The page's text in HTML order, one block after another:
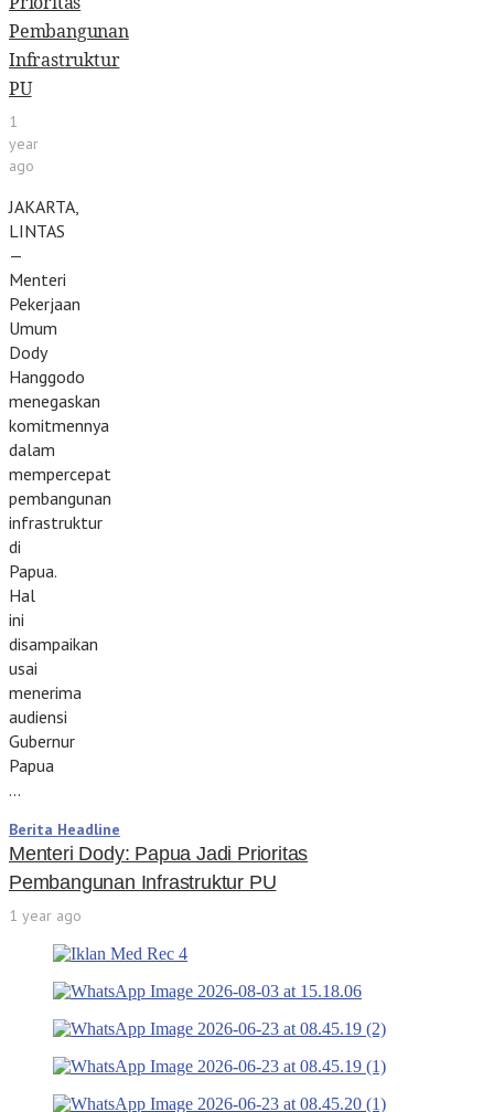
Pembangunan
Infrastruktur
PU
1
year
ago
JAKARTA,
LINTAS
—
Menteri
Pekerjaan
Umum
Dody
Hanggodo
menegaskan
komitmennya
dalam
mempercepat
pembangunan
infrastruktur
di
Papua.
Hal
ini
disampaikan
usai
menerima
audiensi
Gubernur
Papua
…
Berita Headline
Menteri Dody: Papua Jadi Prioritas
Pembangunan Infrastruktur PU
1 year ago